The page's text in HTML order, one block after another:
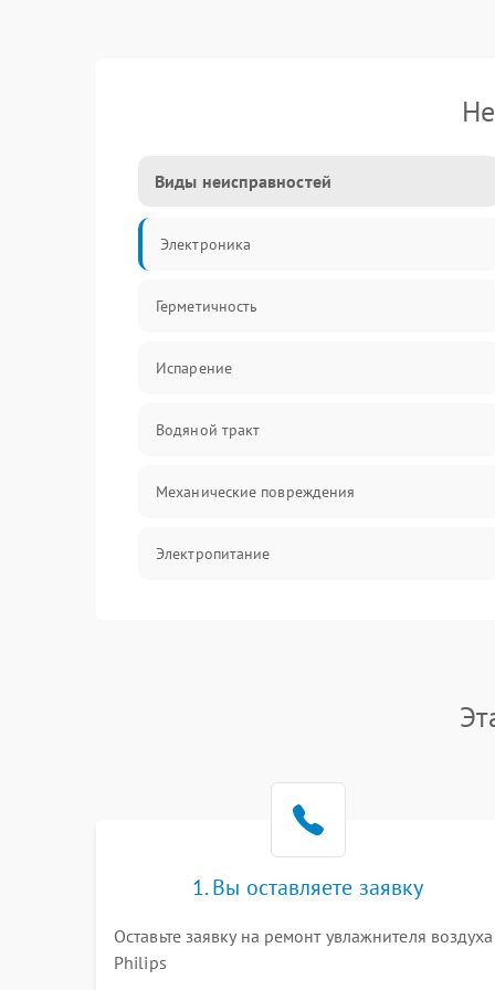
Виды неисправностей
Электроника
Герметичность
Испарение
Водяной тракт
Механические повреждения
Электропитание
1. Вы оставляете заявку
Оставьте заявку на ремонт увлажнителя воздуха
Philips